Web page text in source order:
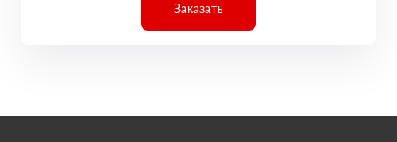
Заказать